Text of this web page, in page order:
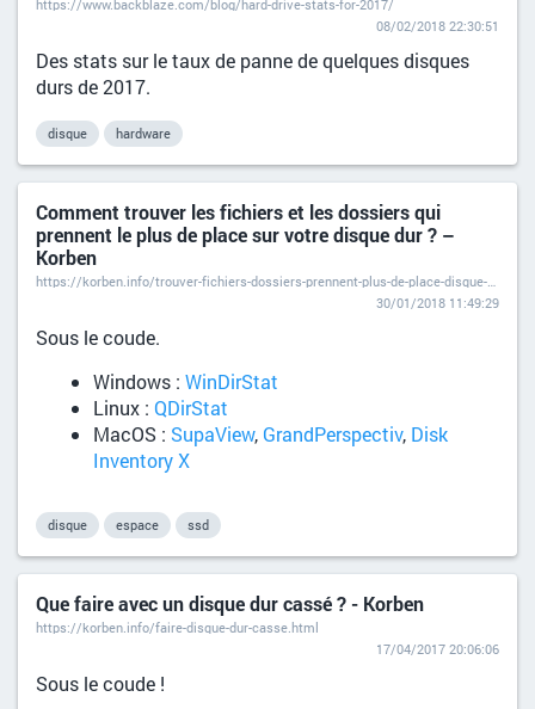
https://www.backblaze.com/blog/hard-drive-stats-for-2017/
08/02/2018 22:30:51
Des stats sur le taux de panne de quelques disques
durs de 2017.
disque hardware
Comment trouver les fichiers et les dossiers qui
prennent le plus de place sur votre disque dur ? –
Korben
https://korben.info/trouver-fichiers-dossiers-prennent-plus-de-place-disque-dur.html
30/01/2018 11:49:29
Sous le coude.
Windows : WinDirStat
Linux : QDirStat
MacOS : SupaView, GrandPerspectiv, Disk
Inventory X
disque espace ssd
Que faire avec un disque dur cassé ? - Korben
https://korben.info/faire-disque-dur-casse.html
17/04/2017 20:06:06
Sous le coude !